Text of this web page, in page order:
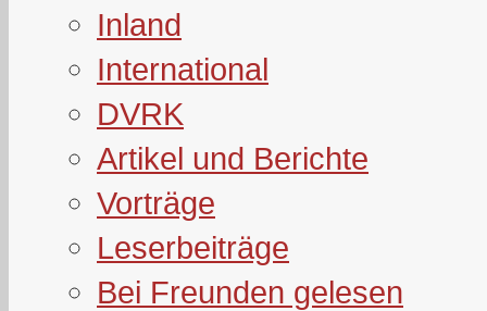
Inland
International
DVRK
Artikel und Berichte
Vorträge
Leserbeiträge
Bei Freunden gelesen